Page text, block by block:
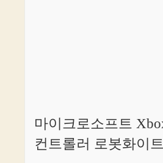
마이크로소프트
컨트롤러 로봇화이트